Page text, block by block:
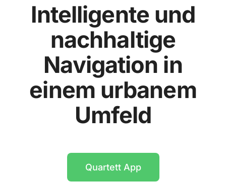
Intelligente und
nachhaltige
Navigation in
einem urbanem
Umfeld
Quartett App